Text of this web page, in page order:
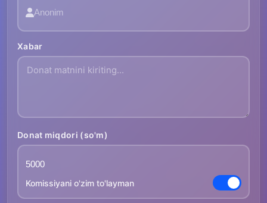
Xabar
Donat miqdori (so'm)
Komissiyani o'zim to'layman